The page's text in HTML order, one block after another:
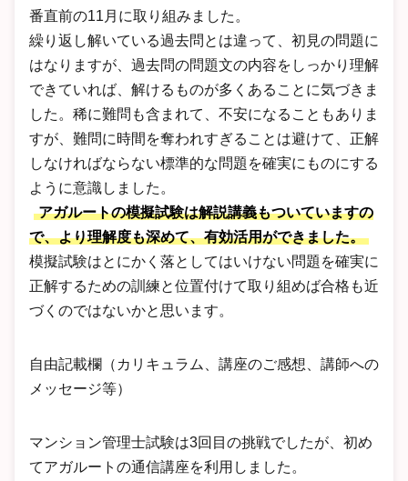
番直前の11月に取り組みました。
繰り返し解いている過去問とは違って、初見の問題に
はなりますが、過去問の問題文の内容をしっかり理解
できていれば、解けるものが多くあることに気づきま
した。稀に難問も含まれて、不安になることもありま
すが、難問に時間を奪われすぎることは避けて、正解
しなければならない標準的な問題を確実にものにする
ように意識しました。
アガルートの模擬試験は解説講義もついていますの
で、より理解度も深めて、有効活用ができました。
模擬試験はとにかく落としてはいけない問題を確実に
正解するための訓練と位置付けて取り組めば合格も近
づくのではないかと思います。
自由記載欄（カリキュラム、講座のご感想、講師への
メッセージ等）
マンション管理士試験は3回目の挑戦でしたが、初め
てアガルートの通信講座を利用しました。